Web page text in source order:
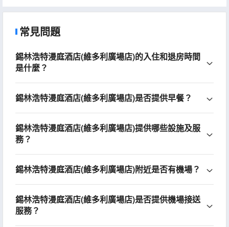
常見問題
錫林浩特漫庭酒店(維多利廣場店)的入住和退房時間
是什麼？
錫林浩特漫庭酒店(維多利廣場店)是否提供早餐？
錫林浩特漫庭酒店(維多利廣場店)提供哪些設施及服
務？
錫林浩特漫庭酒店(維多利廣場店)附近是否有機場？
錫林浩特漫庭酒店(維多利廣場店)是否提供機場接送
服務？